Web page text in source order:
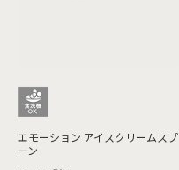
エモーション アイスクリームスプ
ーン